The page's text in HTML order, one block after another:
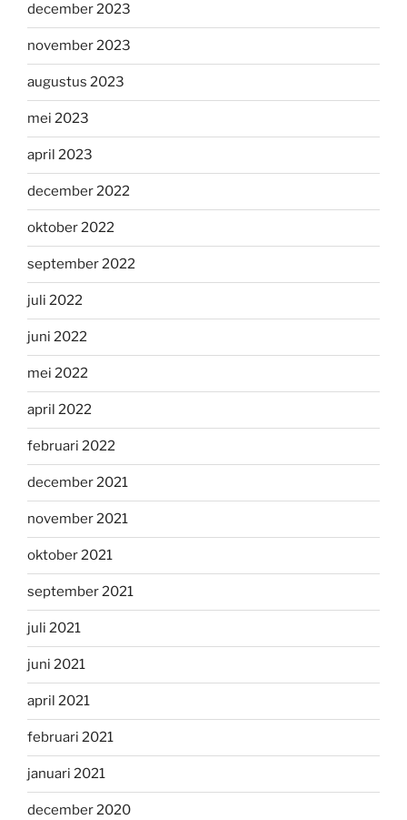
december 2023
november 2023
augustus 2023
mei 2023
april 2023
december 2022
oktober 2022
september 2022
juli 2022
juni 2022
mei 2022
april 2022
februari 2022
december 2021
november 2021
oktober 2021
september 2021
juli 2021
juni 2021
april 2021
februari 2021
januari 2021
december 2020